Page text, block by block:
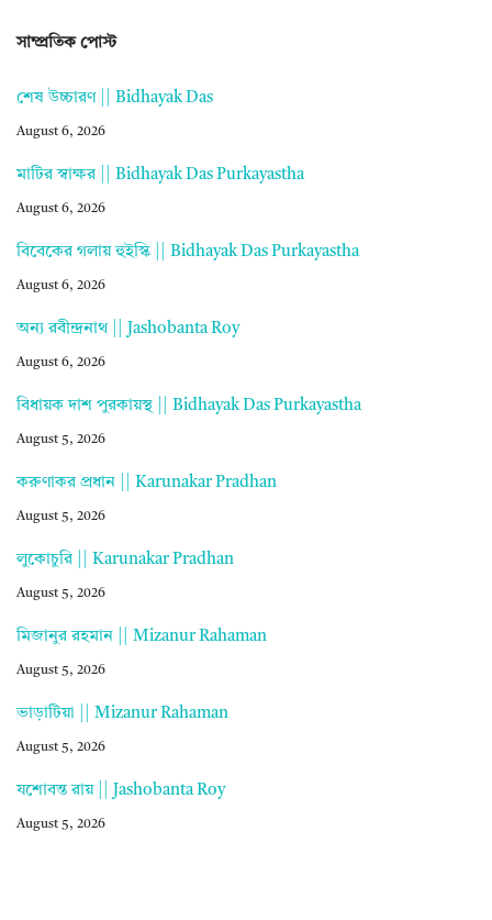
সাম্প্রতিক পোস্ট
শেষ উচ্চারণ || Bidhayak Das
August 6, 2026
মাটির স্বাক্ষর || Bidhayak Das Purkayastha
August 6, 2026
বিবেকের গলায় হুইস্কি || Bidhayak Das Purkayastha
August 6, 2026
অন্য রবীন্দ্রনাথ || Jashobanta Roy
August 6, 2026
বিধায়ক দাশ পুরকায়স্থ || Bidhayak Das Purkayastha
August 5, 2026
করুণাকর প্রধান || Karunakar Pradhan
August 5, 2026
লুকোচুরি || Karunakar Pradhan
August 5, 2026
মিজানুর রহমান || Mizanur Rahaman
August 5, 2026
ভাড়াটিয়া || Mizanur Rahaman
August 5, 2026
যশোবন্ত রায় || Jashobanta Roy
August 5, 2026